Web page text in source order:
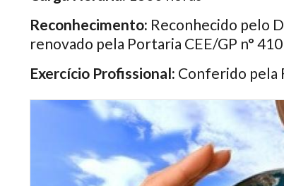
Reconhecimento: Reconhecido pelo
renovado pela Portaria CEE/GP n°
Exercício Profissional: Conferido pela